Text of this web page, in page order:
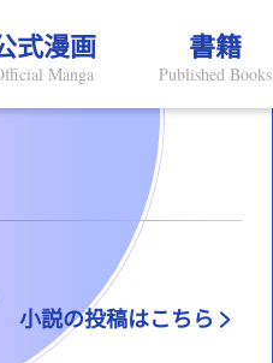
式漫画
Manga
書籍
Published Books
小説の投稿はこちら